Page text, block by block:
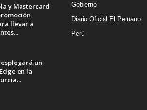
y Mastercard
llevar a
un
en la
Gobierno
Diario Oficial El Peruano
Perú